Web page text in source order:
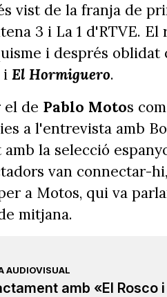
vist de la franja de
3 i La 1 d'RTVE. El
i després oblidat
i El Hormiguero.
el de Pablo Motos
a l'entrevista amb
la selecció
van connectar-
a Motos, qui va
mitjana.
AUDIOVISUAL
amb «El Rosco i